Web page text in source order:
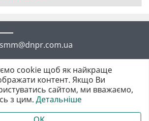
smm@dnpr.com.ua
Дніпровська порадниця
повному або частковому використанні
cookie щоб як найкраще
контент. Якщо Ви
сайтом, ми вважаємо,
з цим. Детальніше